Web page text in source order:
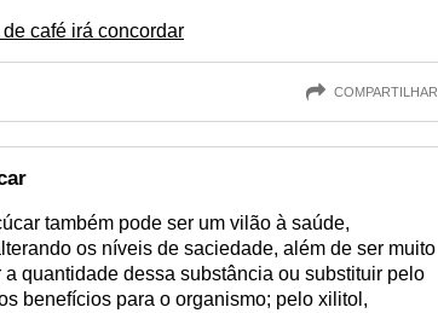
café irá concordar
COMPARTILHAR
também pode ser um vilão à saúde,
os níveis de saciedade, além de ser muito
quantidade dessa substância ou substituir pelo
benefícios para o organismo; pelo xilitol,